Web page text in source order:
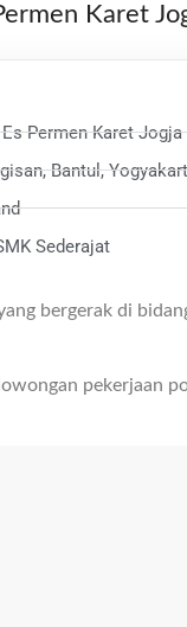
Karet
Permen Karet Jogja
Bantul,
Sederajat
bergerak di
pekerjaan